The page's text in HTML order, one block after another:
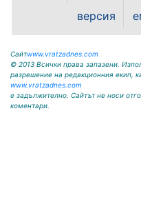
версия
Сайтwww.vratzadnes.com
© 2013 Всички права запазени.
разрешение на редакционния екип,
www.vratzadnes.com
е задължително. Сайтът не носи
коментари.